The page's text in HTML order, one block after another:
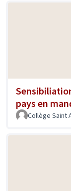
pays en
Collège Saint